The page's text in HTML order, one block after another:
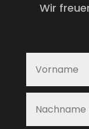
Wir